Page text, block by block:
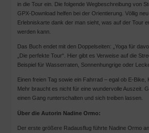
in die Tour ein. Die folgende Wegbeschreibung von
GPX-Download helfen bei der Orientierung. Völlig
Erlebniskarte dank der man sieht, was auf der Tour
werden kann.
Das Buch endet mit den Doppelseiten: „Yoga für
„Die perfekte Tour“. Hier gibt es Verweise auf die
Beispiel für Wasserraten, Sonnenhungrige oder
Einen freien Tag sowie ein Fahrrad – egal ob E-Bike,
Mehr braucht es nicht für eine wundervolle Auszeit.
einen Gang runterschalten und sich treiben lassen.
Über die Autorin Nadine Ormo:
Der erste größere Radausflug führte Nadine Ormo